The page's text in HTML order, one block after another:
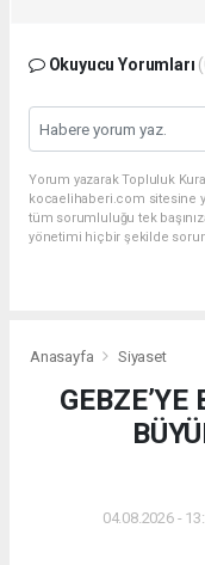
Okuyucu Yorumları
Yorum yazarak Topluluk
kocaelihaberi.com sitesine
tüm sorumluluğu tek
yönetimi hiçbir şekilde
Anasayfa Siyaset
04.08.2026 -